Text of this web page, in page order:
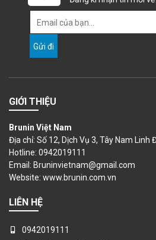
GIỚI THIỆU
Brunin Việt Nam
Địa chỉ: Số 12, Dịch Vụ 3, Tây Nam Linh
Hotline: 0942019111
Email: Bruninvietnam@gmail.com
Website: www.brunin.com.vn
LIÊN HỆ
0942019111